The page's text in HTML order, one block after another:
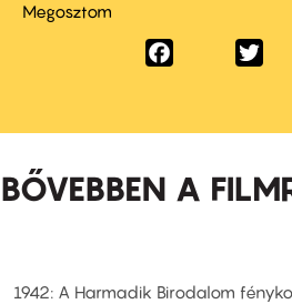
Megosztom
Facebook
BŐVEBBEN A
1942: A Harmadik Birodalom